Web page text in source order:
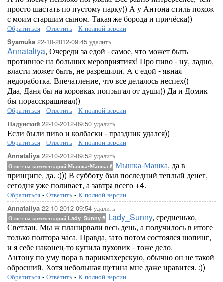
просто шастать по пустому парку)) А у Антона стиль похож
с моим старшим сыном. Такая же борода и причёска))
Обратиться - Ответить - К полной версии
Syamuka 22-10-2012-09:45 удалить
Annataliya, Очереди за едой - самое, что может быть
противное на больших мероприятиях! Про пиво - ну, ладно,
власти может быть, не разрешили. А с едой - явная
недоработка. Впечатление, что все делалось неспех((
Даа, Даня бы на коровках попрыгал от души)) Да и Домик
бы порасскрашивал))
Обратиться - Ответить - К полной версии
Падунский 22-10-2012-09:50 удалить
Если были пиво и колбаски - праздник удался))
Обратиться - Ответить - К полной версии
Annataliya 22-10-2012-09:52 удалить
Ответ на комментарий Мышка-Машка # Мышка-Машка, да в
принципе, да. :))) В субботу был последний теплый денег,
сегодня уже поливает, а завтра всего +4.
Обратиться - Ответить - К полной версии
Annataliya 22-10-2012-09:54 удалить
Ответ на комментарий Lady_Sunny # Lady_Sunny, средненько,
Светлан. Мы ж планирвали весь день, а получилось в итоге
только полтора часа. Правда, зато потом состоялся шопинг,
и я себе наконец-то купила пуховик - тоже дело.
Антону по уму пора в парикмахерскую, обычно он не такой
обросший. Хотя небольшая щетина мне даже нравится. :))
Обратиться - Ответить - К полной версии